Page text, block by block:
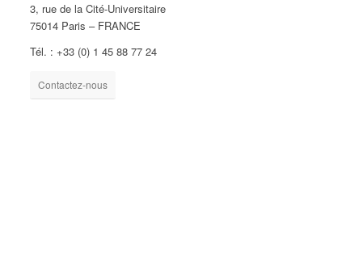
3, rue de la Cité-Universitaire
75014 Paris – FRANCE
Tél. : +33 (0) 1 45 88 77 24
Contactez-nous